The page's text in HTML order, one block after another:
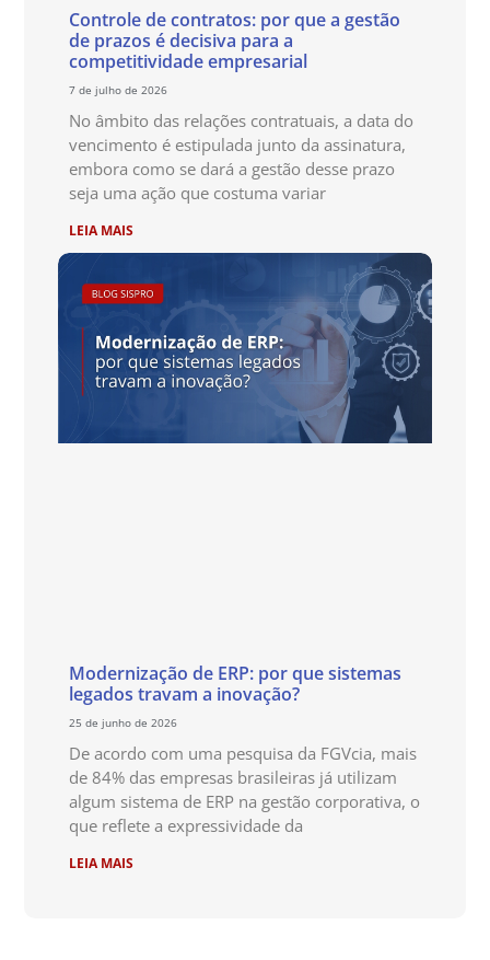
Controle de contratos: por que a gestão
de prazos é decisiva para a
competitividade empresarial
7 de julho de 2026
No âmbito das relações contratuais, a data do
vencimento é estipulada junto da assinatura,
embora como se dará a gestão desse prazo
seja uma ação que costuma variar
LEIA MAIS
Modernização de ERP: por que sistemas
legados travam a inovação?
25 de junho de 2026
De acordo com uma pesquisa da FGVcia, mais
de 84% das empresas brasileiras já utilizam
algum sistema de ERP na gestão corporativa, o
que reflete a expressividade da
LEIA MAIS